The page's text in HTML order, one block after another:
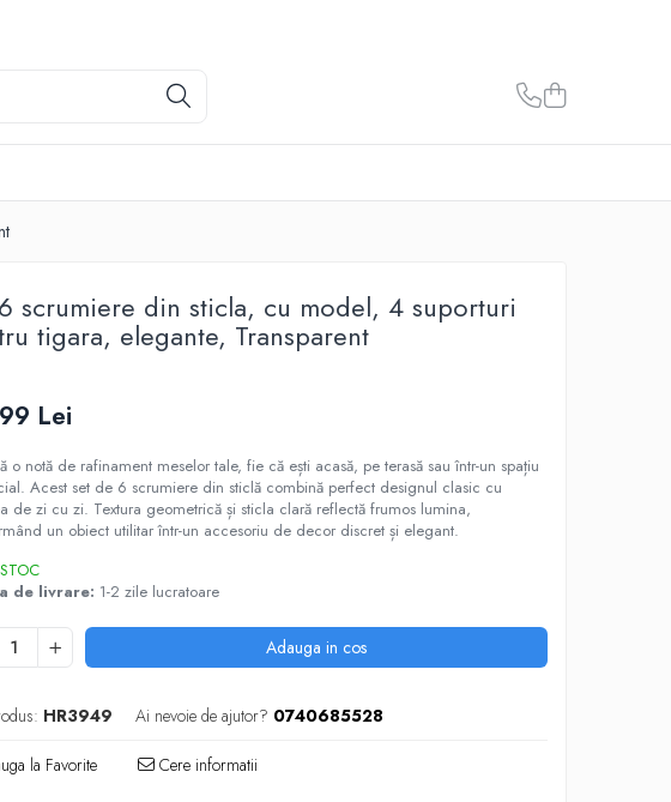
scrumiere din sticla, cu model, 4 suporturi
tigara, elegante, Transparent
Lei
o notă de rafinament meselor tale, fie că ești acasă, pe terasă sau într-un spațiu
Acest set de 6 scrumiere din sticlă combină perfect designul clasic cu
de zi cu zi. Textura geometrică și sticla clară reflectă frumos lumina,
un obiect utilitar într-un accesoriu de decor discret și elegant.
de livrare: 1-2 zile lucratoare
Adauga in cos
HR3949 Ai nevoie de ajutor? 0740685528
la Favorite Cere informatii